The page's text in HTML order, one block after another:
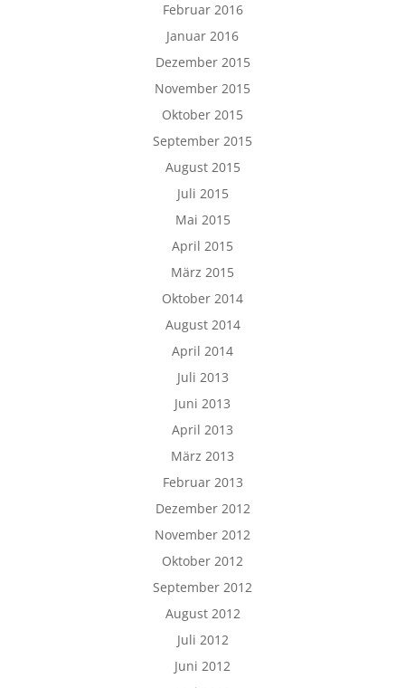
Februar 2016
Januar 2016
Dezember 2015
November 2015
Oktober 2015
September 2015
August 2015
Juli 2015
Mai 2015
April 2015
März 2015
Oktober 2014
August 2014
April 2014
Juli 2013
Juni 2013
April 2013
März 2013
Februar 2013
Dezember 2012
November 2012
Oktober 2012
September 2012
August 2012
Juli 2012
Juni 2012